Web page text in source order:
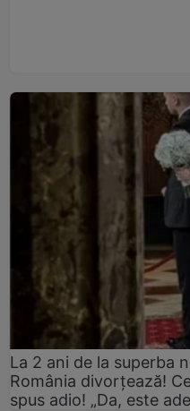
La 2 ani de la superba
România divorțează!
spus adio! „Da, este